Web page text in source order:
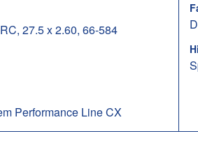
27.5 x 2.60, 66-584
Performance Line CX